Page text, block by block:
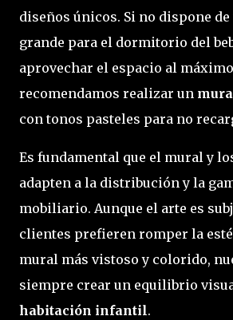
diseños únicos. Si no dispone
grande para el dormitorio del
aprovechar el espacio al
recomendamos realizar un
con tonos pasteles para no
Es fundamental que el mural y
adapten a la distribución y la
mobiliario. Aunque el arte es
clientes prefieren romper la
mural más vistoso y colorido,
siempre crear un equilibrio
habitación infantil.